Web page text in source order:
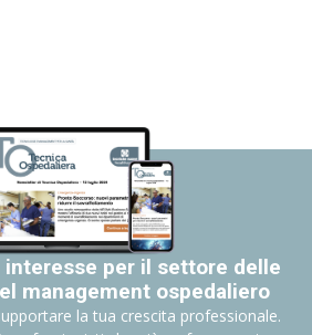
per il settore delle
management ospedaliero
la tua crescita professionale.